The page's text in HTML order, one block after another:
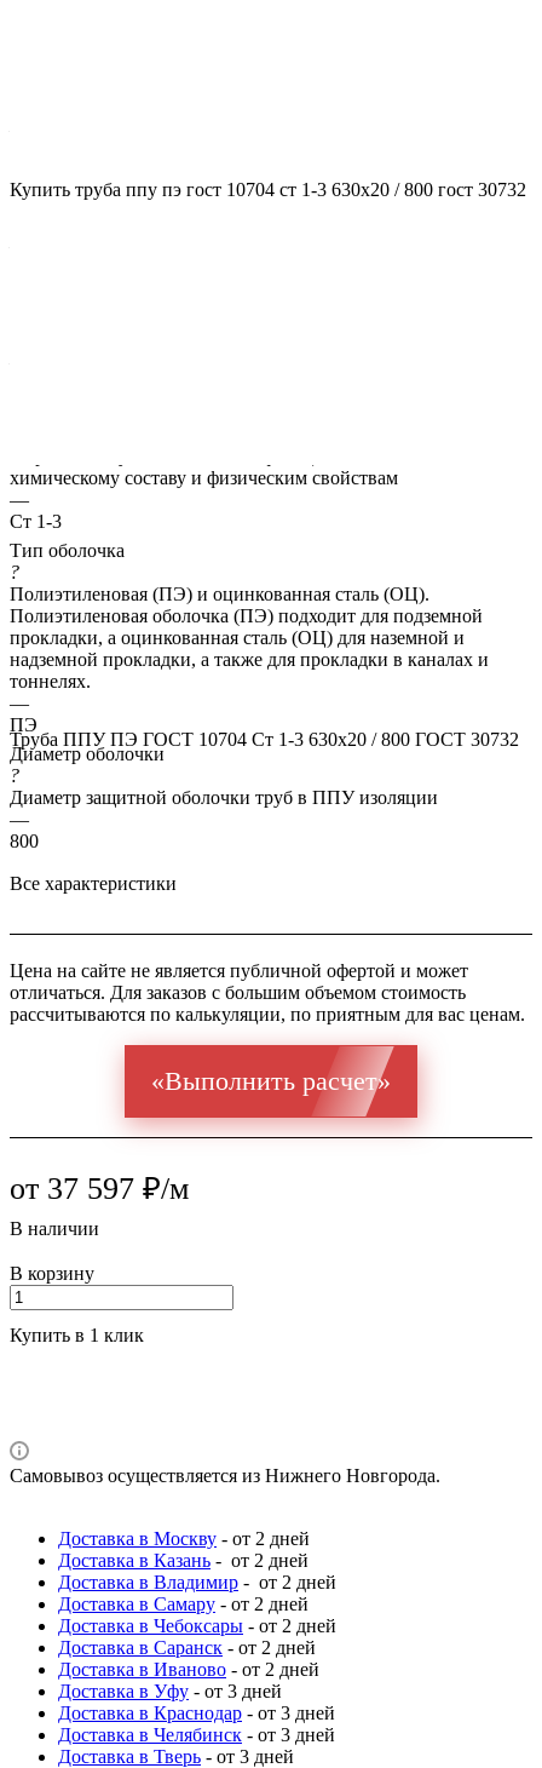
Купить труба ппу пэ гост 10704 ст 1-3 630x20 / 800 гост 30732
Труба ППУ ПЭ ГОСТ 10704 Ст 1-3 630x20 / 800 ГОСТ 30732
Диаметр трубы, мм
?
химическому составу и физическим свойствам
—
Ст 1-3
Тип оболочка
?
Полиэтиленовая (ПЭ) и оцинкованная сталь (ОЦ).
Полиэтиленовая оболочка (ПЭ) подходит для подземной
прокладки, а оцинкованная сталь (ОЦ) для наземной и
надземной прокладки, а также для прокладки в каналах и
тоннелях.
—
ПЭ
Диаметр оболочки
?
Диаметр защитной оболочки труб в ППУ изоляции
—
800
Все характеристики
Цена на сайте не является публичной офертой и может
отличаться. Для заказов с большим объемом стоимость
рассчитываются по калькуляции, по приятным для вас ценам.
«Выполнить расчет»
от 37 597 ₽/м
В наличии
В корзину
Купить в 1 клик
Самовывоз осуществляется из Нижнего Новгорода.
Доставка в Москву - от 2 дней
Доставка в Казань - от 2 дней
Доставка в Владимир - от 2 дней
Доставка в Самару - от 2 дней
Доставка в Чебоксары - от 2 дней
Доставка в Саранск - от 2 дней
Доставка в Иваново - от 2 дней
Доставка в Уфу - от 3 дней
Доставка в Краснодар - от 3 дней
Доставка в Челябинск - от 3 дней
Доставка в Тверь - от 3 дней